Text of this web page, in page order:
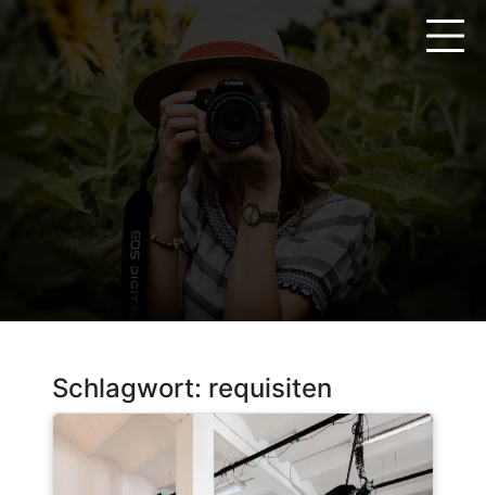
springen
Schlagwort: requisiten